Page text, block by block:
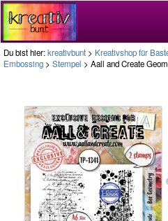
Du bist hier:kreativbunt > Kreativshop für
Embossing > Stempel > Aall and Create